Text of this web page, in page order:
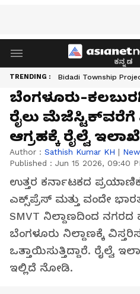
ಕನ್ನಡ
TRENDING : Bidadi Township
ಬೆಂಗಳೂರು-
ರೈಲು ಮೆಜೆಸ್ಟಿಕ್‌ವರೆಗೆ
ಆಗ್ರಹಕ್ಕೆ ರೈಲ್ವೆ
Author : Sathish Kumar KH |
Published : Jun 15 2026, 09:40
ಉತ್ತರ ಕರ್ನಾಟಕದ
ಎಕ್ಸ್‌ಪ್ರೆಸ್ ಮತ್ತು ವಂದೇ
SMVT ನಿಲ್ದಾಣದಿಂದ ನಗರದ
ಬೆಂಗಳೂರು ನಿಲ್ದಾಣಕ್ಕೆ
ಒತ್ತಾಯಿಸುತ್ತಿದ್ದಾರೆ. ರೈಲ್ವೆ
ಇಲ್ಲಿದೆ ನೋಡಿ.